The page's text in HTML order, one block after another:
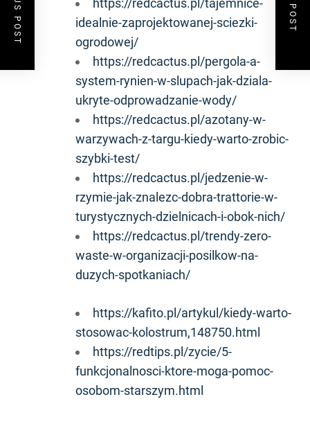
idealnie-zaprojektowanej-sciezki-
ogrodowej/
https://redcactus.pl/pergola-a-
system-rynien-w-slupach-jak-dziala-
ukryte-odprowadzanie-wody/
https://redcactus.pl/azotany-w-
warzywach-z-targu-kiedy-warto-zrobic-
szybki-test/
https://redcactus.pl/jedzenie-w-
rzymie-jak-znalezc-dobra-trattorie-w-
turystycznych-dzielnicach-i-obok-nich/
https://redcactus.pl/trendy-zero-
waste-w-organizacji-posilkow-na-
duzych-spotkaniach/
https://kafito.pl/artykul/kiedy-warto-
stosowac-kolostrum,148750.html
https://redtips.pl/zycie/5-
funkcjonalnosci-ktore-moga-pomoc-
osobom-starszym.html